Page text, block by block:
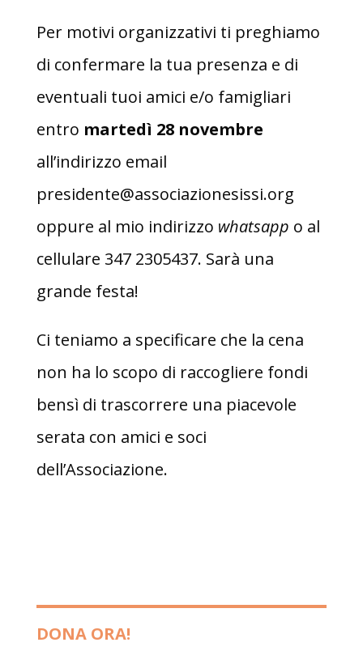
Per motivi organizzativi ti preghiamo
di confermare la tua presenza e di
eventuali tuoi amici e/o famigliari
entro martedì 28 novembre
all’indirizzo email
presidente@associazionesissi.org
oppure al mio indirizzo whatsapp o al
cellulare 347 2305437. Sarà una
grande festa!
Ci teniamo a specificare che la cena
non ha lo scopo di raccogliere fondi
bensì di trascorrere una piacevole
serata con amici e soci
dell’Associazione.
DONA ORA!